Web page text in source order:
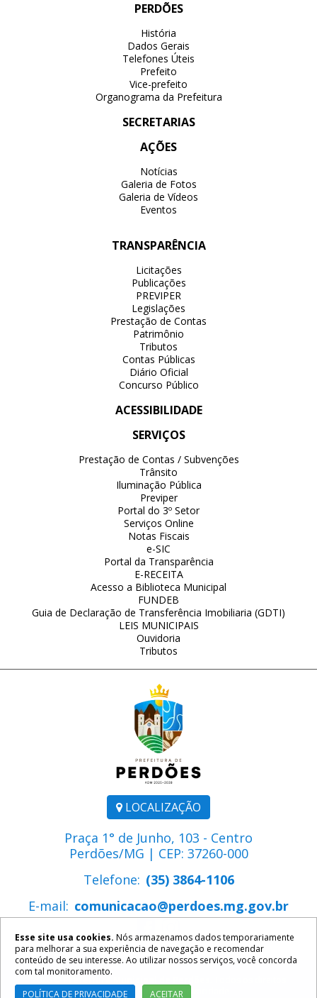
LOCALIZAÇÃO
Praça 1° de Junho, 103 - Centro
Perdões/MG | CEP: 37260-000
Telefone: (35) 3864-1106
E-mail: comunicacao@perdoes.mg.gov.br
PERDÕES
História
Dados Gerais
Telefones Úteis
Prefeito
Vice-prefeito
Organograma da Prefeitura
SECRETARIAS
AÇÕES
Notícias
Galeria de Fotos
Galeria de Vídeos
Eventos
TRANSPARÊNCIA
Licitações
Publicações
PREVIPER
Legislações
Prestação de Contas
Patrimônio
Tributos
Contas Públicas
Diário Oficial
Concurso Público
ACESSIBILIDADE
SERVIÇOS
Prestação de Contas / Subvenções
Trânsito
Iluminação Pública
Previper
Portal do 3º Setor
Serviços Online
Notas Fiscais
e-SIC
Portal da Transparência
E-RECEITA
Acesso a Biblioteca Municipal
FUNDEB
Guia de Declaração de Transferência Imobiliaria (GDTI)
LEIS MUNICIPAIS
Ouvidoria
Tributos
reservados.
Política de Privacidade
Esse site usa cookies. Nós armazenamos dados temporariamente
para melhorar a sua experiência de navegação e recomendar
conteúdo de seu interesse. Ao utilizar nossos serviços, você concorda
com tal monitoramento.
POLÍTICA DE PRIVACIDADE
ACEITAR